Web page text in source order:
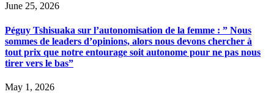
June 25, 2026
Péguy Tshisuaka sur l’autonomisation de la femme : ” Nous
sommes de leaders d’opinions, alors nous devons chercher à
tout prix que notre entourage soit autonome pour ne pas nous
tirer vers le bas”
May 1, 2026